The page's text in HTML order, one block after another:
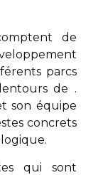
de
parcs
de .
son équipe
concrets
qui sont